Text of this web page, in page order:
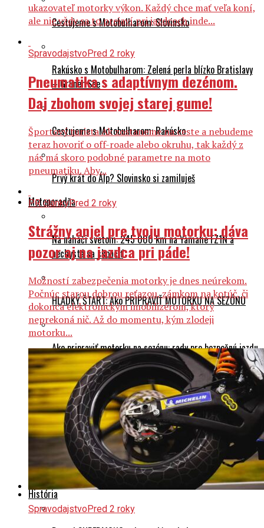
Cestujeme s Motobulharom: Slovinsko
Rakúsko s Motobulharom: Zelená perla blízko Bratislavy
– Grüner See
Cestujeme s Motobulharom: Rakúsko
Prvý krát do Álp? Slovinsko si zamiluješ
Motoporadňa
Na naháči svetom: 245 000 km na Yamahe FZ1N a
nechystá sa skončiť
HLADKÝ ŠTART: Ako PRIPRAVIŤ MOTORKU NA SEZÓNU
Ako pripraviť motorku na sezónu: rady pre bezpečnú jazdu
a spoľahlivý výkon
Airbagová vesta: technika zachraňuje životy!
Výber oblečenia pre spolujazdca na motocykli:
Bezpečnosť, komfort a technológie materiálov
História
ukazovateľ motorky výkon. Každý chce mať veľa koní,
ale nie vždy sa to prejaví pri jazdcoch inde...
SpravodajstvoPred 2 roky
Pneumatika s adaptívnym dezénom.
Daj zbohom svojej starej gume!
Športový turista Ak zostaneme na ceste a nebudeme
teraz hovoriť o off-roade alebo okruhu, tak každý z
nás má skoro podobné parametre na moto
pneumatiku. Aby...
PR článkyPred 2 roky
Strážny anjel pre tvoju motorku: dáva
pozor aj na jazdca pri páde!
Možností zabezpečenia motorky je dnes neúrekom.
Počnúc starou dobrou reťazou, zámkom na kotúč, či
dokonca elektronickým imobilizérom, ktorý
neprekoná nič. Až do momentu, kým zlodeji
motorku...
SpravodajstvoPred 2 roky